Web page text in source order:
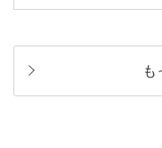
も